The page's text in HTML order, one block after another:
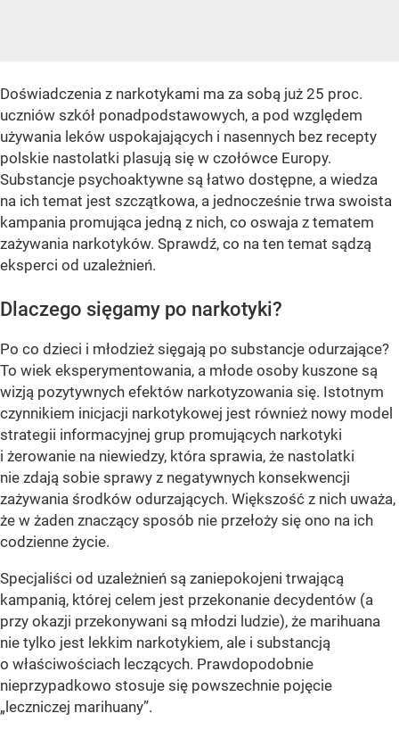
Doświadczenia z narkotykami ma za sobą już 25 proc.
uczniów szkół ponadpodstawowych, a pod względem
używania leków uspokajających i nasennych bez recepty
polskie nastolatki plasują się w czołówce Europy.
Substancje psychoaktywne są łatwo dostępne, a wiedza
na ich temat jest szczątkowa, a jednocześnie trwa swoista
kampania promująca jedną z nich, co oswaja z tematem
zażywania narkotyków. Sprawdź, co na ten temat sądzą
eksperci od uzależnień.
Dlaczego sięgamy po narkotyki?
Po co dzieci i młodzież sięgają po substancje odurzające?
To wiek eksperymentowania, a młode osoby kuszone są
wizją pozytywnych efektów narkotyzowania się. Istotnym
czynnikiem inicjacji narkotykowej jest również nowy model
strategii informacyjnej grup promujących narkotyki
i żerowanie na niewiedzy, która sprawia, że nastolatki
nie zdają sobie sprawy z negatywnych konsekwencji
zażywania środków odurzających. Większość z nich uważa,
że w żaden znaczący sposób nie przełoży się ono na ich
codzienne życie.
Specjaliści od uzależnień są zaniepokojeni trwającą
kampanią, której celem jest przekonanie decydentów (a
przy okazji przekonywani są młodzi ludzie), że marihuana
nie tylko jest lekkim narkotykiem, ale i substancją
o właściwościach leczących. Prawdopodobnie
nieprzypadkowo stosuje się powszechnie pojęcie
„leczniczej marihuany”.